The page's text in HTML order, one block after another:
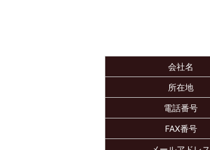
会社名
所在地
電話番号
FAX番号